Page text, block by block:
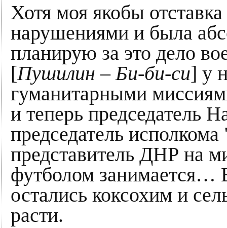
Хотя моя якобы
нарушениями и была
планирую за это дело
[Пушилин – Би-би-си] у
гуманитарными
и теперь председатель
председатель
представитель ДНР на
футболом занимается…
остались коксохим и
расти.